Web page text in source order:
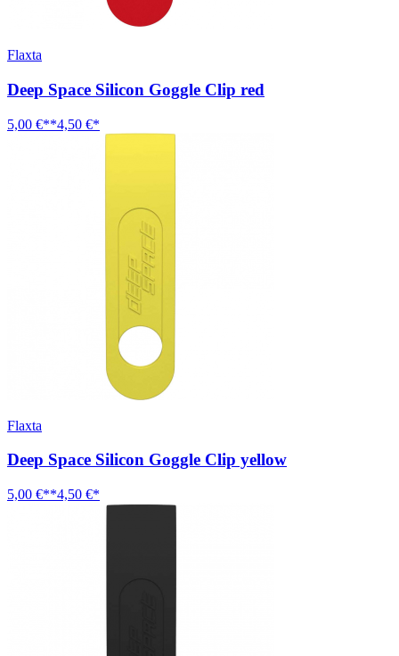
Flaxta
Deep Space Silicon Goggle Clip red
5,00 €**4,50 €*
Flaxta
Deep Space Silicon Goggle Clip yellow
5,00 €**4,50 €*